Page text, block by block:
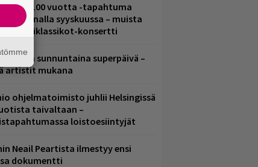
Yle 100 vuotta -tapahtuma
Arenalla syyskuussa – muista
metalliklassikot-konsertti
sunnuntaina superpäivä –
artistit mukana
ohjelmatoimisto juhlii Helsingissä
taivaltaan –
loistoesiintyjät
Neail Peartista ilmestyy ensi
dokumentti